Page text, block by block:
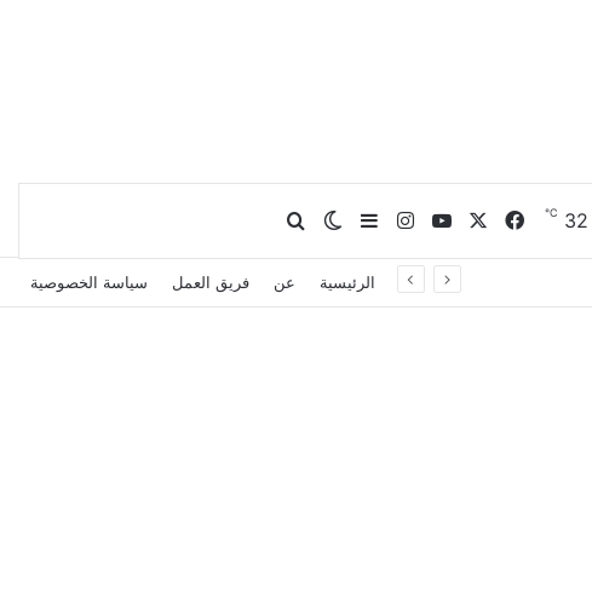
32
℃ فيسبوك يوتيوبانستقرامإضافة عمود جانبي
الوضع المظلم
بحث عن
الرئيسية عن فريق العمل سياسة الخصوصية